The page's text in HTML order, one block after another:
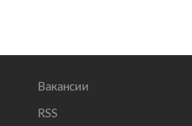
Вакансии
RSS